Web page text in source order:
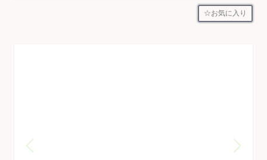
お気に入り